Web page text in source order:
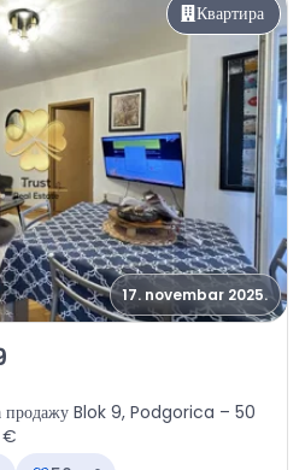
Квартира
17. novembar 2025.
Blok 9
продажу Blok 9, Podgorica – 50
€